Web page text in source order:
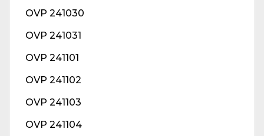
OVP 241030
OVP 241031
OVP 241101
OVP 241102
OVP 241103
OVP 241104